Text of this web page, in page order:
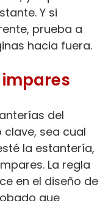
Y si
prueba a
hacia fuera.
del
sea cual
la estantería,
La regla
en el diseño de
que